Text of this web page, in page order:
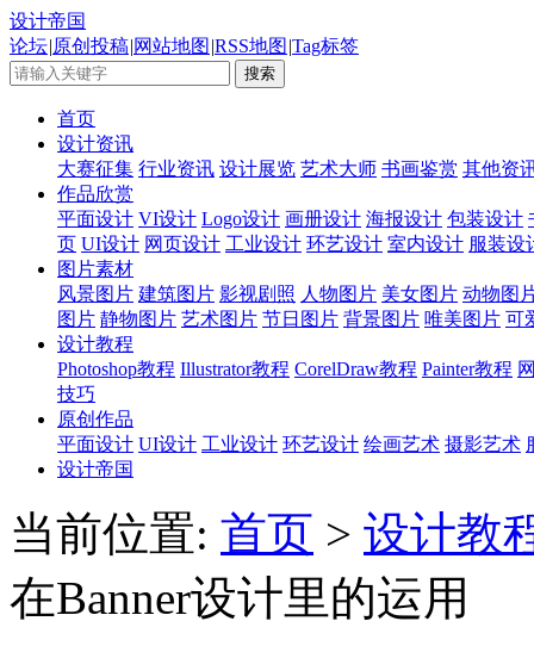
设计帝国
论坛|原创投稿|网站地图 |RSS地图 |Tag标签
首页
设计资讯
大赛征集 行业资讯 设计展览 艺术大师 书画鉴赏 其他资
作品欣赏
平面设计 VI设计 Logo设计 画册设计 海报设计 包装设计
页 UI设计 网页设计 工业设计 环艺设计 室内设计 服装设
图片素材
风景图片 建筑图片 影视剧照 人物图片 美女图片 动物图
图片 静物图片 艺术图片 节日图片 背景图片 唯美图片 可
设计教程
Photoshop教程 Illustrator教程 CorelDraw教程 Painter教程
技巧
原创作品
平面设计 UI设计 工业设计 环艺设计 绘画艺术 摄影艺术
设计帝国
当前位置: 首页 > 设计教
在Banner设计里的运用